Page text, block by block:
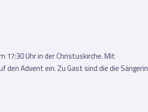
17:30 Uhr in der Christuskirche. Mit
den Advent ein. Zu Gast sind die die Sängerin